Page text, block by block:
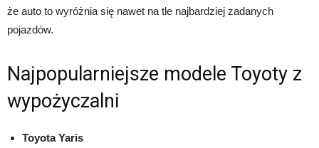
że auto to wyróżnia się nawet na tle najbardziej zadanych
pojazdów.
Najpopularniejsze modele Toyoty z
wypożyczalni
Toyota Yaris